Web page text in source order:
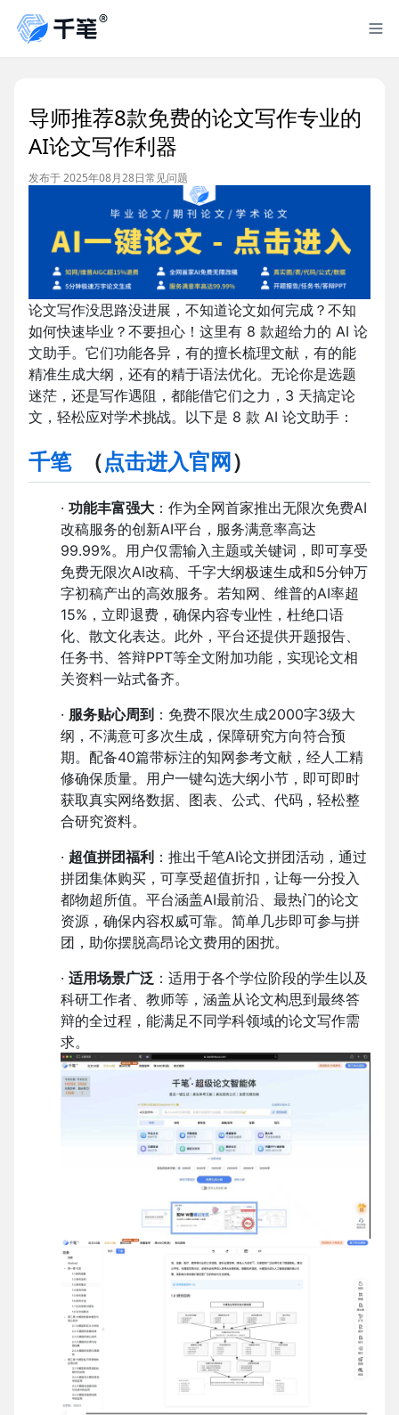
导师推荐8款免费的论文写作专业的
AI论文写作利器
发布于 2025年08月28日常见问题
论文写作没思路没进展，不知道论文如何完成？不知
如何快速毕业？不要担心！这里有 8 款超给力的 AI 论
文助手。它们功能各异，有的擅长梳理文献，有的能
精准生成大纲，还有的精于语法优化。无论你是选题
迷茫，还是写作遇阻，都能借它们之力，3 天搞定论
文，轻松应对学术挑战。以下是 8 款 AI 论文助手：
千笔（点击进入官网 ）
· 功能丰富强大 ：作为全网首家推出无限次免费AI
改稿服务的创新AI平台，服务满意率高达
99.99%。用户仅需输入主题或关键词，即可享受
免费无限次AI改稿、千字大纲极速生成和5分钟万
字初稿产出的高效服务。若知网、维普的AI率超
15%，立即退费，确保内容专业性，杜绝口语
化、散文化表达。此外，平台还提供开题报告、
任务书、答辩PPT等全文附加功能，实现论文相
关资料一站式备齐。
· 服务贴心周到 ：免费不限次生成2000字3级大
纲，不满意可多次生成，保障研究方向符合预
期。配备40篇带标注的知网参考文献，经人工精
修确保质量。用户一键勾选大纲小节，即可即时
获取真实网络数据、图表、公式、代码，轻松整
合研究资料。
· 超值拼团福利 ：推出千笔AI论文拼团活动，通过
拼团集体购买，可享受超值折扣，让每一分投入
都物超所值。平台涵盖AI最前沿、最热门的论文
资源，确保内容权威可靠。简单几步即可参与拼
团，助你摆脱高昂论文费用的困扰。
· 适用场景广泛 ：适用于各个学位阶段的学生以及
科研工作者、教师等，涵盖从论文构思到最终答
辩的全过程，能满足不同学科领域的论文写作需
求。